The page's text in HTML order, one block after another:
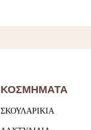
ΚΟΣΜΗΜΑΤΑ
ΣΚΟΥΛΑΡΙΚΙΑ